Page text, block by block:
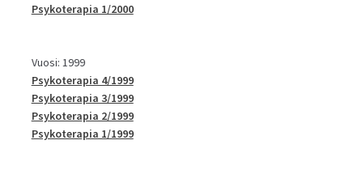
Psykoterapia 1/2000
Vuosi: 1999
Psykoterapia 4/1999
Psykoterapia 3/1999
Psykoterapia 2/1999
Psykoterapia 1/1999